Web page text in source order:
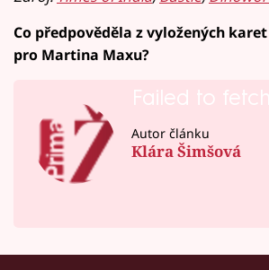
Co předpověděla z vyložených
pro Martina Maxu?
Failed to fetch
Autor článku
Klára Šimšová